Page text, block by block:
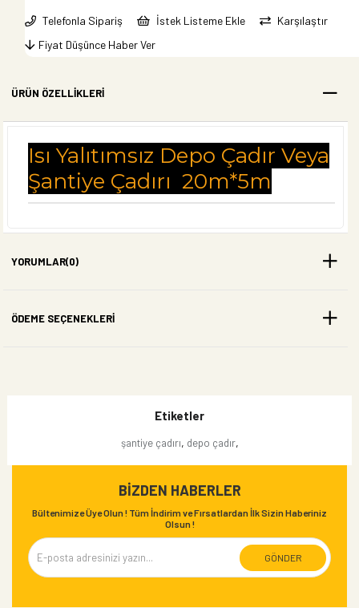
Telefonla Sipariş İstek Listeme Ekle
Karşılaştır
Fiyat Düşünce Haber Ver
ÜRÜN ÖZELLIKLERI
Isı Yalıtımsız Depo Çadır Veya
Şantiye Çadırı 20m*5m
YORUMLAR(0)
ÖDEME SEÇENEKLERI
Etiketler
şantiye çadırı, depo çadır,
BIZDEN HABERLER
Bültenimize Üye Olun ! Tüm İndirim ve Fırsatlardan İlk Sizin Haberiniz
Olsun !
GÖNDER